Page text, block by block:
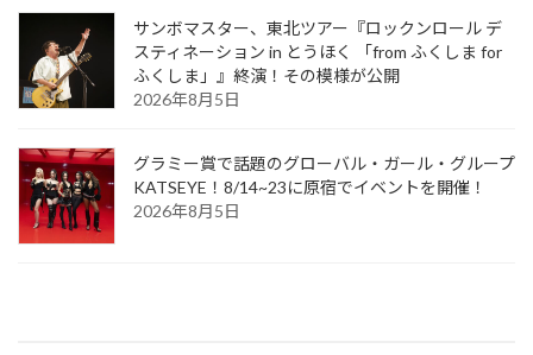
サンボマスター、東北ツアー『ロックンロール デ
スティネーション in とうほく 「from ふくしま for
ふくしま」』終演！その模様が公開
2026年8月5日
グラミー賞で話題のグローバル・ガール・グループ
KATSEYE！8/14~23に原宿でイベントを開催！
2026年8月5日